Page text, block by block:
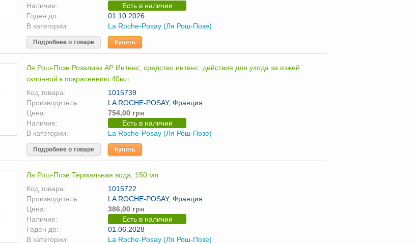
Наличие:
Есть в наличии
Годен до:
01.10.2026
В категории:
La Roche-Posay (Ля Рош-Позе)
Подробнее о товаре Купить
Ля Рош-Позе Розалиак АР Интенс, средство интенс. действия для ухода за кожей
склонной к покраснению 40мл
Код товара:
1015739
Производитель:
LA ROCHE-POSAY, Франция
Цена:
754,00 грн
Наличие:
Есть в наличии
В категории:
La Roche-Posay (Ля Рош-Позе)
Подробнее о товаре Купить
Ля Рош-Позе Термальная вода, 150 мл
Код товара:
1015722
Производитель:
LA ROCHE-POSAY, Франция
Цена:
386,00 грн
Наличие:
Есть в наличии
Годен до:
01.06.2028
В категории:
La Roche-Posay (Ля Рош-Позе)